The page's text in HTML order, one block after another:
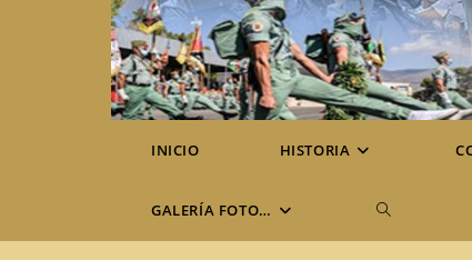
INICIO HISTORIA
GALERÍA FOTO… Alternar